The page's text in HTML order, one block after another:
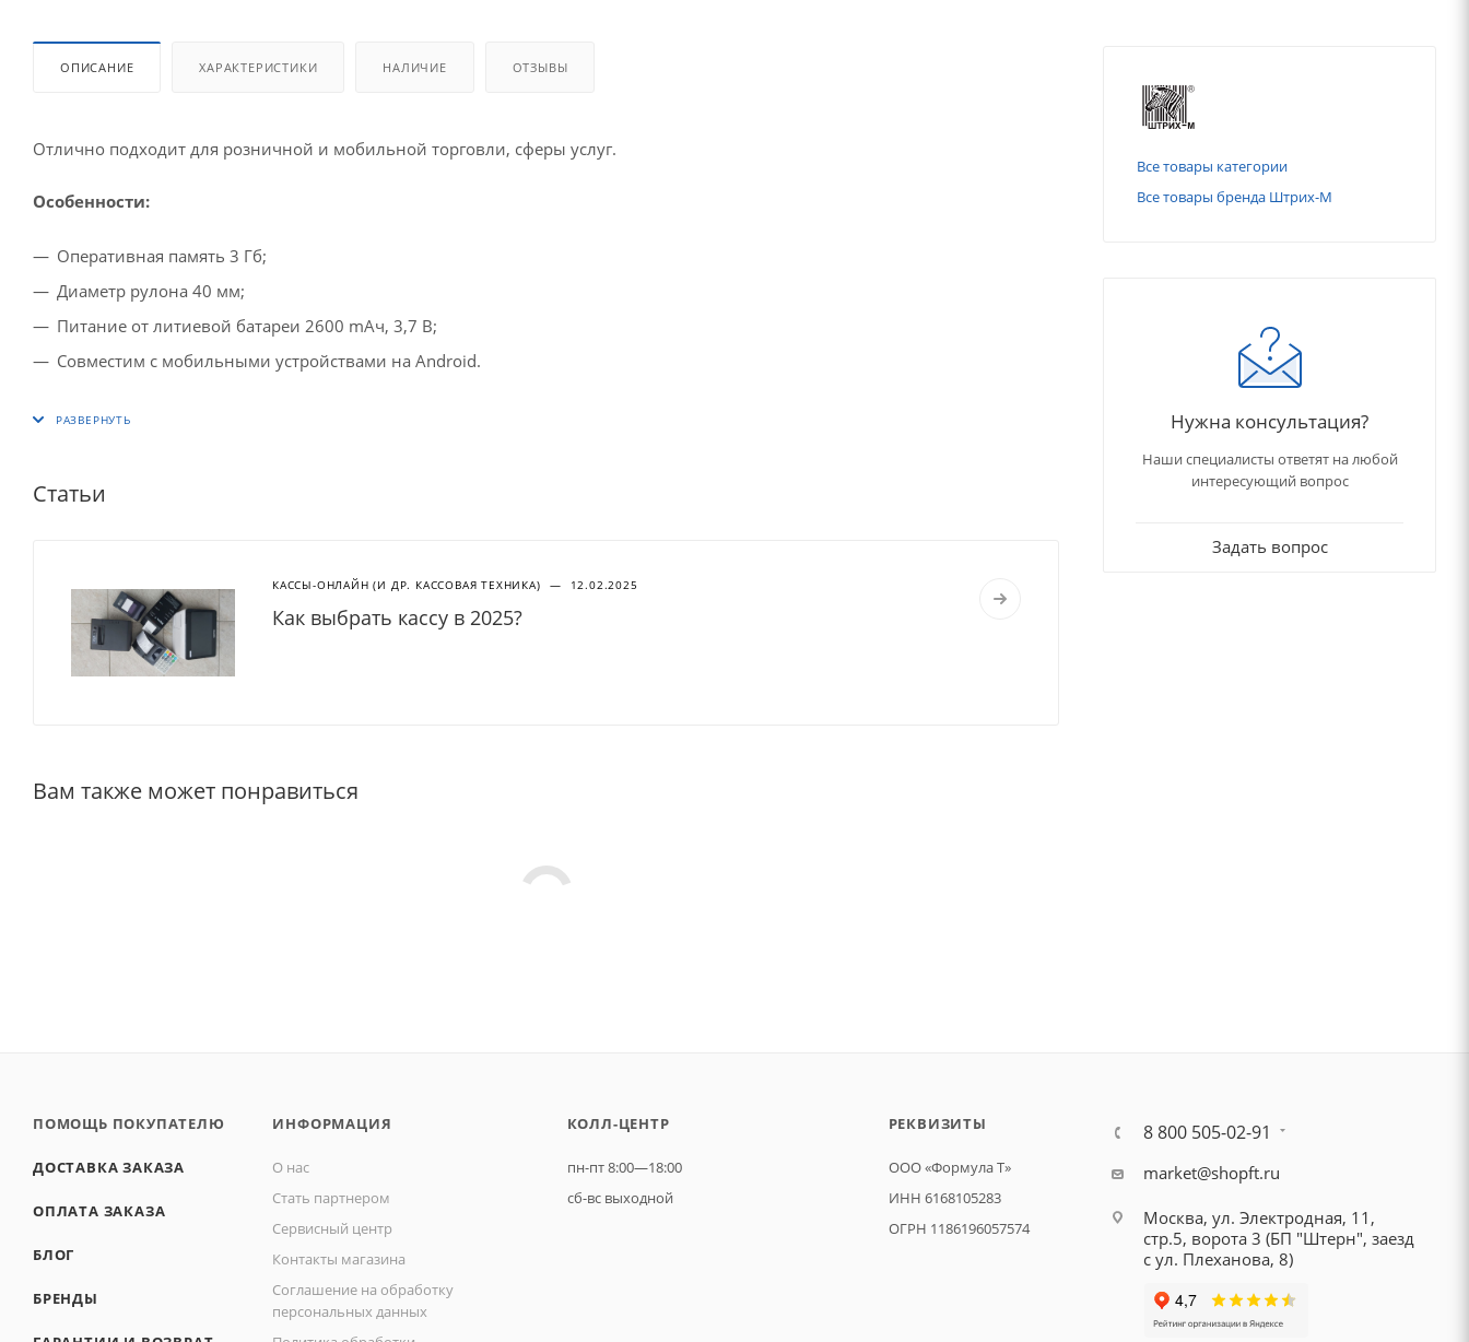
ОПИСАНИЕ ХАРАКТЕРИСТИКИ НАЛИЧИЕ ОТЗЫВЫ
Отлично подходит для розничной и мобильной торговли, сферы услуг.
Особенности:
Оперативная память 3 Гб;
Диаметр рулона 40 мм;
Питание от литиевой батареи 2600 mАч, 3,7 В;
Совместим с мобильными устройствами на Android.
Статьи
КАССЫ-ОНЛАЙН (И ДР. КАССОВАЯ ТЕХНИКА) — 12.02.2025
Как выбрать кассу в 2025?
Вам также может понравиться
Все товары категории
Все товары бренда Штрих-М
Нужна консультация?
Наши специалисты ответят на любой
интересующий вопрос
Задать вопрос
ПОМОЩЬ ПОКУПАТЕЛЮ
ДОСТАВКА ЗАКАЗА
ОПЛАТА ЗАКАЗА
БЛОГ
БРЕНДЫ
ИНФОРМАЦИЯ
О нас
Стать партнером
Сервисный центр
Контакты магазина
Соглашение на обработку
персональных данных
КОЛЛ-ЦЕНТР
пн-пт 8:00—18:00
сб-вс выходной
РЕКВИЗИТЫ
ООО «Формула Т»
ИНН 6168105283
ОГРН 1186196057574
8 800 505-02-91
market@shopft.ru
Москва, ул. Электродная, 11,
стр.5, ворота 3 (БП "Штерн", заезд
с ул. Плеханова, 8)